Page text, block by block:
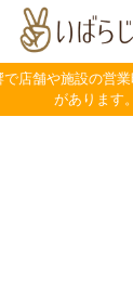
店舗や施設の営
があります。